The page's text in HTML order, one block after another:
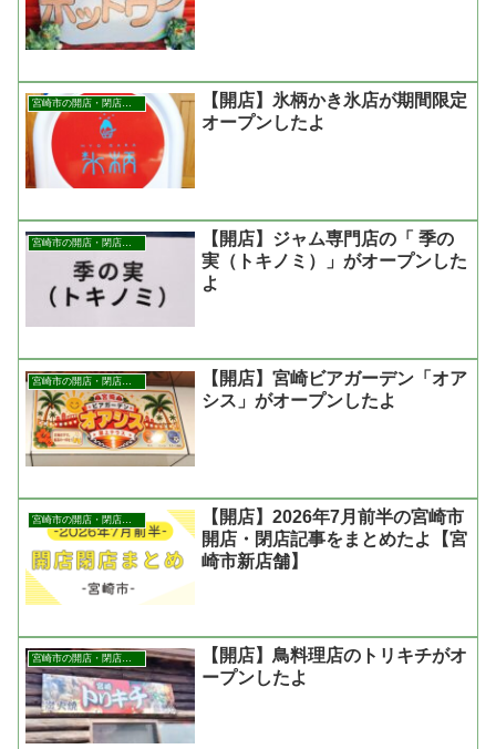
宮崎市の開店・閉店まとめ
【開店】氷柄かき氷店が期間限定
オープンしたよ
【開店】ジャム専門店の「 季の
実（トキノミ）」がオープンした
よ
【開店】宮崎ビアガーデン「オア
シス」がオープンしたよ
宮崎市の開店・閉店まとめ
【開店】2026年7月前半の宮崎市
開店・閉店記事をまとめたよ【宮
崎市新店舗】
宮崎市の開店・閉店まとめ
【開店】鳥料理店のトリキチがオ
ープンしたよ